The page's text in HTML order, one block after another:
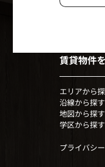
賃貸物件
エリアから
沿線から探す
地図から探す
学区から探す
プライバシ